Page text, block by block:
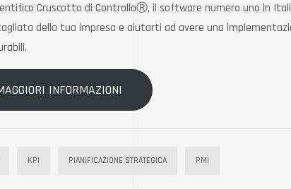
Cruscotto di ControlloⓇ, il software numero uno in
della tua impresa e aiutarti ad avere una
INFORMAZIONI
KPI PIANIFICAZIONE STRATEGICA PMI